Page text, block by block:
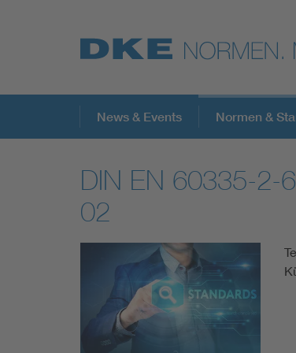
Top-Themen
VDE Fokusthemen
Energy
Health
News & Events Normen &
DIN EN 60335-2-
02